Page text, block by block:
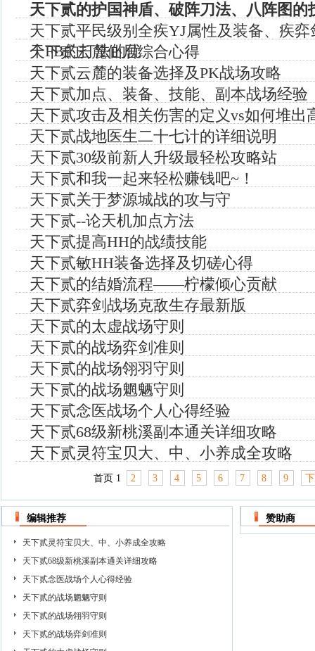
天下贰的护国神盾、破阵刀法、八阵图的
天下贰平民级别全疾YJ属性及装备、疾
个FB的打法的优
天下贰云麓仙居综合心得
天下贰云麓的装备选择及PK战场攻略
天下贰加点、装备、技能、副本战场经验
天下贰攻击及相关伤害的定义vs如何堆出
天下贰战地医生二十七计的详细说明
天下贰30级前新人升级最轻松攻略站
天下贰和我一起来轻松赚钱吧~！
天下贰关于梦源城战的攻与守
天下贰--论天机加点方法
天下贰提高HH的战绩技能
天下贰敏HH装备选择及切磋心得
天下贰的结婚流程——柠檬倾心贡献
天下贰弈剑战场克敌生存最新版
天下贰的太虚战场守则
天下贰的战场弈剑准则
天下贰的战场翎羽守则
天下贰的战场魍魉守则
天下贰念医战场个人心得经验
天下贰68级新桃溪副本通关详细攻略
天下贰灵符宝贝大、中、小养成全攻略
首页 1 2 3 4 5 6 7 8 9
编辑推荐
天下贰灵符宝贝大、中、小养成全攻略
天下贰68级新桃溪副本通关详细攻略
天下贰念医战场个人心得经验
天下贰的战场魍魉守则
天下贰的战场翎羽守则
天下贰的战场弈剑准则
赞助商